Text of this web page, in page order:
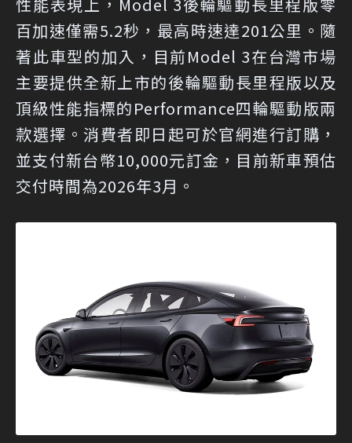
百加速僅需5.2秒，最高時速達201公里。隨
著此車型的加入，目前Model 3在台灣市場
主要提供全新上市的後輪驅動長里程版以及
頂級性能指標的Performance四輪驅動版兩
款選擇。消費者即日起可於官網進行訂購，
並支付新台幣10,000元訂金，目前新車預估
交付時間為2026年3月。